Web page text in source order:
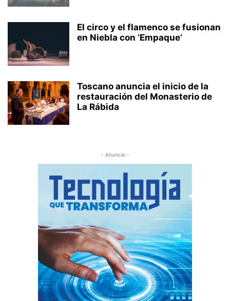
El circo y el flamenco se fusionan
en Niebla con ‘Empaque’
Toscano anuncia el inicio de la
restauración del Monasterio de
La Rábida
- Anuncio -